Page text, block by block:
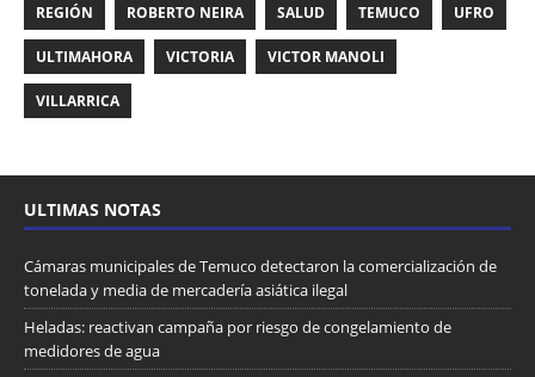
REGIÓN ROBERTO NEIRA SALUD TEMUCO UFRO
ULTIMAHORA VICTORIA VICTOR MANOLI
VILLARRICA
ULTIMAS NOTAS
Cámaras municipales de Temuco detectaron la comercialización de
tonelada y media de mercadería asiática ilegal
Heladas: reactivan campaña por riesgo de congelamiento de
medidores de agua